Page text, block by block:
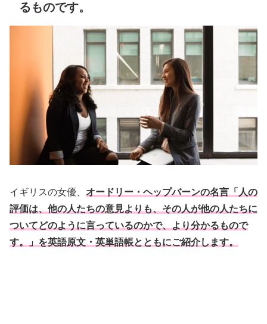
るものです。
イギリスの女優、 オードリー・ヘップバーンの名言「人の
評価は、他の人たちの意見よりも、その人が他の人たちに
ついてどのように言っているのかで、より分かるもので
す。」を英語原文・英単語帳とともにご紹介します。